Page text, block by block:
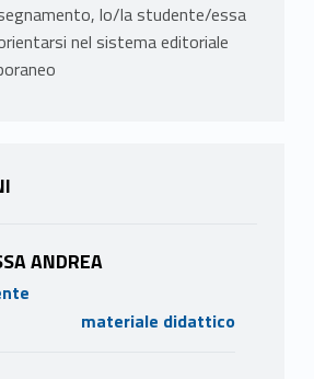
lo/la studente/essa
nel sistema editoriale
ANDREA
materiale didattico